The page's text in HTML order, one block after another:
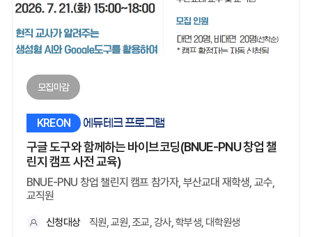
모집마감
KREON 에듀테크 프로그램
구글 도구와 함께하는 바이브코딩(BNUE-PNU 창업 챌
린지 캠프 사전 교육)
BNUE-PNU 창업 챌린지 캠프 참가자, 부산교대 재학생, 교수,
교직원
신청대상 직원, 교원, 조교, 강사, 학부생, 대학원생